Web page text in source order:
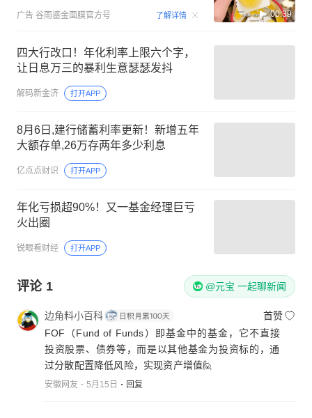
广告 谷雨鎏金面膜官方号 了解详情 00:39
四大行改口！年化利率上限六个字，
让日息万三的暴利生意瑟瑟发抖
解码新金济 打开APP
8月6日,建行储蓄利率更新！新增五年
大额存单,26万存两年多少利息
亿点点财识 打开APP
年化亏损超90%！又一基金经理巨亏
火出圈
锐眼看财经 打开APP
评论 1 @元宝 一起聊新闻
边角料小百科
首赞
FOF（Fund of Funds）即基金中的基金，它不直接
投资股票、债券等，而是以其他基金为投资标的，通
过分散配置降低风险，实现资产增值🙋
安徽网友 5月15日 回复